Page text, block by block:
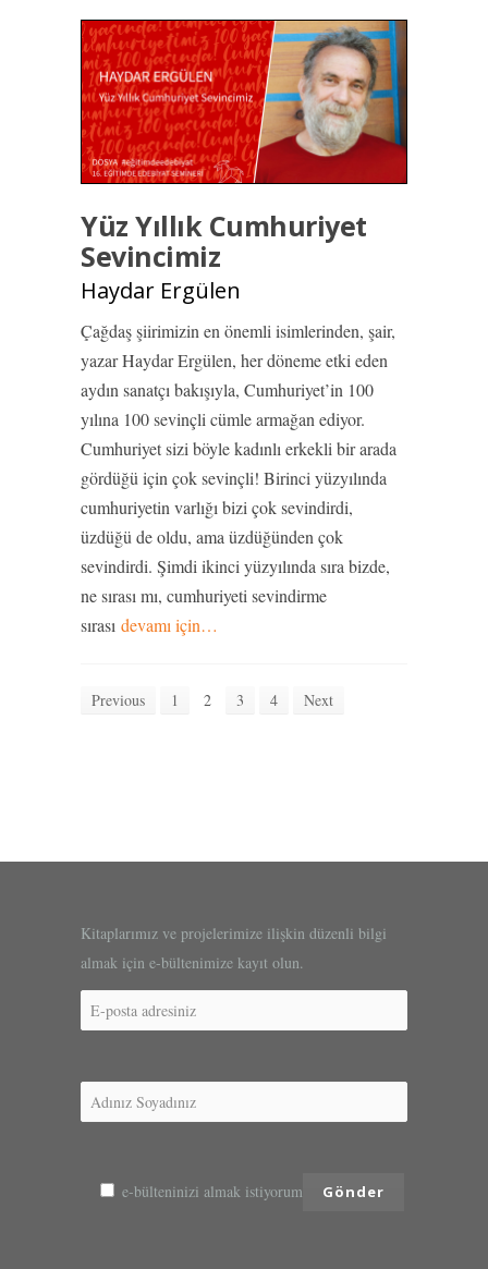
Yüz Yıllık Cumhuriyet
Sevincimiz
Haydar Ergülen
Çağdaş şiirimizin en önemli isimlerinden, şair,
yazar Haydar Ergülen, her döneme etki eden
aydın sanatçı bakışıyla, Cumhuriyet’in 100
yılına 100 sevinçli cümle armağan ediyor.
Cumhuriyet sizi böyle kadınlı erkekli bir arada
gördüğü için çok sevinçli! Birinci yüzyılında
cumhuriyetin varlığı bizi çok sevindirdi,
üzdüğü de oldu, ama üzdüğünden çok
sevindirdi. Şimdi ikinci yüzyılında sıra bizde,
ne sırası mı, cumhuriyeti sevindirme
sırası devamı için…
Previous 1 2 3 4 Next
Kitaplarımız ve projelerimize ilişkin düzenli bilgi
almak için e-bültenimize kayıt olun.
e-bülteninizi almak istiyorum